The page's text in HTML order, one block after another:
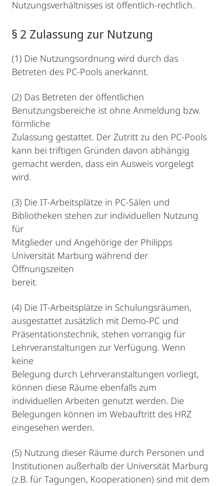
Nutzungsverhältnisses ist öffentlich-rechtlich.
§ 2 Zulassung zur Nutzung
(1) Die Nutzungsordnung wird durch das
Betreten des PC-Pools anerkannt.
(2) Das Betreten der öffentlichen
Benutzungsbereiche ist ohne Anmeldung bzw.
förmliche
Zulassung gestattet. Der Zutritt zu den PC-Pools
kann bei triftigen Gründen davon abhängig
gemacht werden, dass ein Ausweis vorgelegt
wird.
(3) Die IT-Arbeitsplätze in PC-Sälen und
Bibliotheken stehen zur individuellen Nutzung
für
Mitglieder und Angehörige der Philipps
Universität Marburg während der
Öffnungszeiten
bereit.
(4) Die IT-Arbeitsplätze in Schulungsräumen,
ausgestattet zusätzlich mit Demo-PC und
Präsentationstechnik, stehen vorrangig für
Lehrveranstaltungen zur Verfügung. Wenn
keine
Belegung durch Lehrveranstaltungen vorliegt,
können diese Räume ebenfalls zum
individuellen Arbeiten genutzt werden. Die
Belegungen können im Webauftritt des HRZ
eingesehen werden.
(5) Nutzung dieser Räume durch Personen und
Institutionen außerhalb der Universität Marburg
(z.B. für Tagungen, Kooperationen) sind mit dem